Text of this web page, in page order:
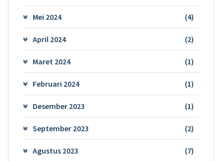
Mei 2024 (4)
April 2024 (2)
Maret 2024 (1)
Februari 2024 (1)
Desember 2023 (1)
September 2023 (2)
Agustus 2023 (7)